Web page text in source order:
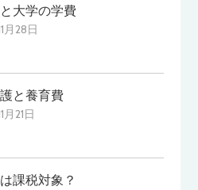
大学の学費
月28日
と養育費
月21日
課税対象？